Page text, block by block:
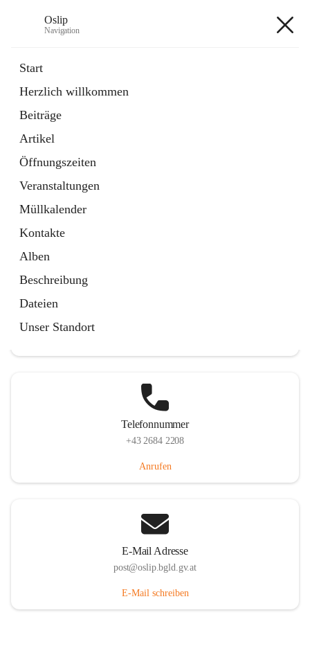
Oslip
Navigation
Start
Herzlich willkommen
Beiträge
Artikel
Öffnungszeiten
Veranstaltungen
Müllkalender
Kontakte
Alben
Beschreibung
Dateien
Unser Standort
Externe Webseite
in
Tab
Bundeskanzleramt Österreich
Externe Webseite
öffnet
in
neuem
Tab
Telefonnummer
+43 2684 2208
Anrufen
E-Mail Adresse
post@oslip.bgld.gv.at
E-Mail schreiben